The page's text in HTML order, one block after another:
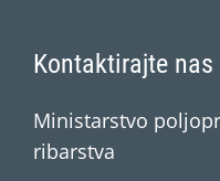
Kontaktirajte nas
Ministarstvo
ribarstva